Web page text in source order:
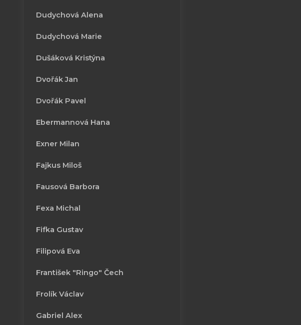
Dudychová Alena
Dudychová Marie
Dušáková Kristýna
Dvořák Jan
Dvořák Pavel
Ebermannová Hana
Exner Milan
Fajkus Miloš
Fausová Barbora
Fexa Michal
Fifka Gustav
Filipová Eva
František "Ringo" Čech
Frolík Václav
Gabriel Alex